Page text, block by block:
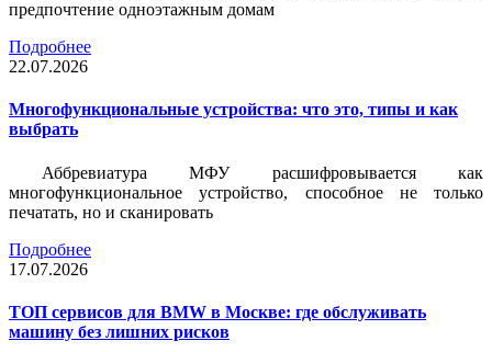
предпочтение одноэтажным домам
Подробнее
22.07.2026
Многофункциональные устройства: что это, типы и как
выбрать
Аббревиатура МФУ расшифровывается как
многофункциональное устройство, способное не только
печатать, но и сканировать
Подробнее
17.07.2026
ТОП сервисов для BMW в Москве: где обслуживать
машину без лишних рисков